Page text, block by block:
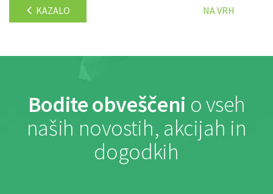
KAZALO NA VRH
Bodite obveščeni o vseh
naših novostih, akcijah in
dogodkih